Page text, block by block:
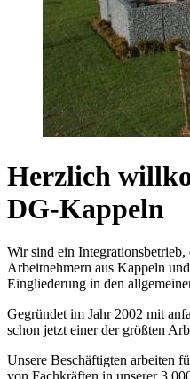
Herzlich
DG-Kappeln
Wir sind ein
Arbeitnehmern aus Kappeln
Eingliederung in den
Gegründet im Jahr 2002 mit
schon jetzt einer der größten
Unsere Beschäftigten arbeiten